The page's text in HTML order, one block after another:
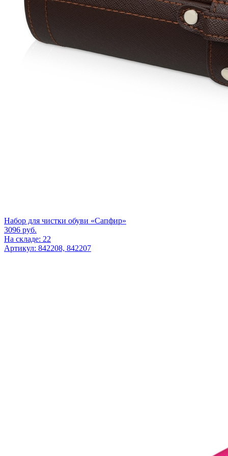
Набор для чистки обуви «Сапфир»
3096 руб.
На складе: 22
Артикул: 842208, 842207